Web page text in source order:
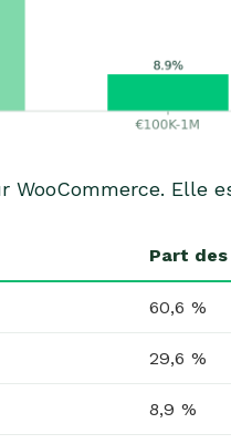
Elle
Part
60,6 %
29,6 %
8,9 %